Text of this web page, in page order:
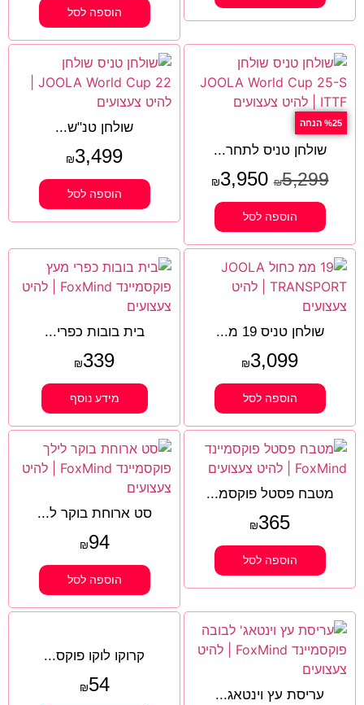
הוספה לסל
%25 הנחה
שולחן טניס לתחר...
₪5,299
₪3,950
הוספה לסל
שולחן טנ"ש...
₪3,499
הוספה לסל
שולחן טניס 19 מ...
₪3,099
הוספה לסל
בית בובות כפרי...
₪339
מידע נוסף
מטבח פסטל פוקסמ...
₪365
הוספה לסל
סט ארוחת בוקר ל...
₪94
הוספה לסל
עריסת עץ וינטאג...
קרוקו לוקו פוקס...
₪54